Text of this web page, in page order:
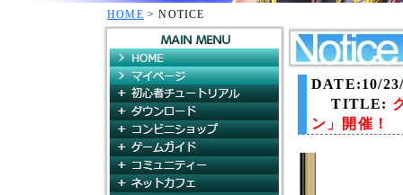
HOME > NOTICE
HOME
マイページ
初心者チュートリアル
ダウンロード
コンビニショップ
DATE:10/
TITLE:
ン」開催！